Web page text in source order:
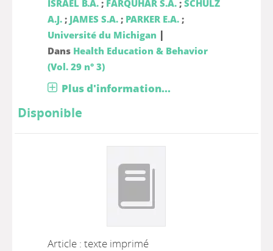
ISRAEL B.A.; FARQUHAR S.A.; SCHULZ
A.J.; JAMES S.A.; PARKER E.A.;
Université du Michigan |
Dans Health Education & Behavior
(Vol. 29 n° 3)
Plus d'information...
Disponible
Article : texte imprimé